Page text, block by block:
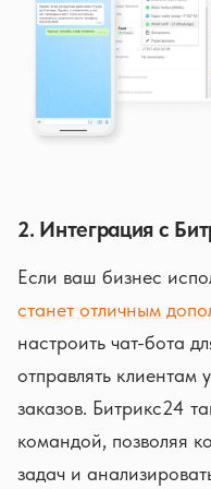
2. Интеграция с
Если ваш бизнес
станет отличным
настроить чат-бота
отправлять клиентам
заказов. Битрикс24
командой, позволяя
задач и